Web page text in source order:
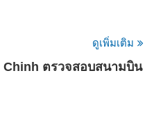
ดูเพิ่มเติม
ตรวจสอบสนามบิน